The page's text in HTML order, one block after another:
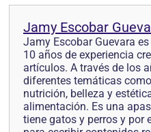
Jamy Escobar
Jamy Escobar Guevara
10 años de experiencia
artículos. A través de los
diferentes temáticas
nutrición, belleza y
alimentación. Es una
tiene gatos y perros y por